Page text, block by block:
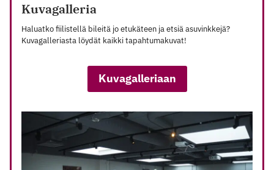
Kuvagalleria
Haluatko fiilistellä bileitä jo etukäteen ja etsiä asuvinkkejä?
Kuvagalleriasta löydät kaikki tapahtumakuvat!
Kuvagalleriaan